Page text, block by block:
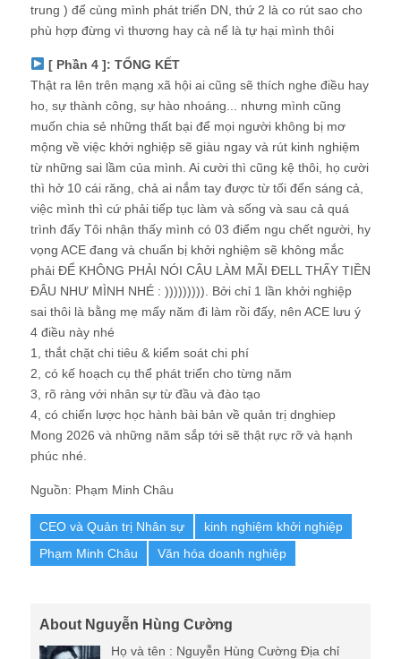
trung ) để cùng mình phát triển DN, thứ 2 là co rút sao cho
phù hợp đừng vì thương hay cà nể là tự hại mình thôi
[ Phần 4 ]: TỔNG KẾT
Thật ra lên trên mạng xã hội ai cũng sẽ thích nghe điều hay
ho, sự thành công, sự hào nhoáng... nhưng mình cũng
muốn chia sẻ những thất bại để mọi người không bị mơ
mộng về việc khởi nghiệp sẽ giàu ngay và rút kinh nghiệm
từ những sai lầm của mình. Ai cười thì cũng kệ thôi, họ cười
thì hở 10 cái răng, chả ai nắm tay được từ tối đến sáng cả,
việc mình thì cứ phải tiếp tục làm và sống và sau cả quá
trình đấy Tôi nhận thấy mình có 03 điểm ngu chết người, hy
vọng ACE đang và chuẩn bị khởi nghiệm sẽ không mắc
phải ĐỂ KHÔNG PHẢI NÓI CÂU LÀM MÃI ĐELL THẤY TIỀN
ĐÂU NHƯ MÌNH NHÉ : ))))))))). Bởi chỉ 1 lần khởi nghiệp
sai thôi là bằng mẹ mấy năm đi làm rồi đấy, nên ACE lưu ý
4 điều này nhé
1, thắt chặt chi tiêu & kiểm soát chi phí
2, có kế hoạch cụ thể phát triển cho từng năm
3, rõ ràng với nhân sự từ đầu và đào tạo
4, có chiến lược học hành bài bản về quản trị dnghiep
Mong 2026 và những năm sắp tới sẽ thật rực rỡ và hạnh
phúc nhé.
Nguồn: Phạm Minh Châu
CEO và Quản trị Nhân sự
kinh nghiệm khởi nghiệp
Phạm Minh Châu
Văn hóa doanh nghiệp
About Nguyễn Hùng Cường
Họ và tên : Nguyễn Hùng Cường Địa chỉ